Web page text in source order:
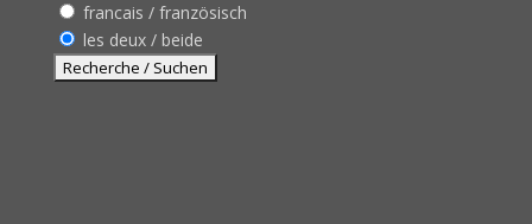
francais / französisch
les deux / beide